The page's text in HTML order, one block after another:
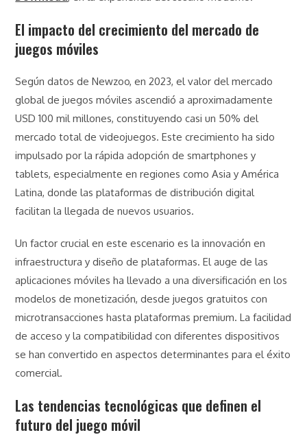
El impacto del crecimiento del mercado de
juegos móviles
Según datos de Newzoo, en 2023, el valor del mercado
global de juegos móviles ascendió a aproximadamente
USD 100 mil millones, constituyendo casi un 50% del
mercado total de videojuegos. Este crecimiento ha sido
impulsado por la rápida adopción de smartphones y
tablets, especialmente en regiones como Asia y América
Latina, donde las plataformas de distribución digital
facilitan la llegada de nuevos usuarios.
Un factor crucial en este escenario es la innovación en
infraestructura y diseño de plataformas. El auge de las
aplicaciones móviles ha llevado a una diversificación en los
modelos de monetización, desde juegos gratuitos con
microtransacciones hasta plataformas premium. La facilidad
de acceso y la compatibilidad con diferentes dispositivos
se han convertido en aspectos determinantes para el éxito
comercial.
Las tendencias tecnológicas que definen el
futuro del juego móvil